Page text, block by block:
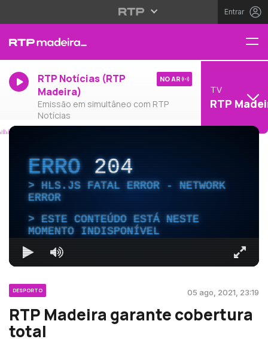
Entrar
RTP Notícias (RTP
Madeira)
Emissão em simultâneo com RTP
Notícias
NO AR
TV
RTP
ERRO204
HLS.JS FATAL ERROR - NETWORK
ERROR
ESTE CONTEÚDO ESTÁ NESTE
MOMENTO INDISPONÍVEL
DESPORTO 05 ago, 2021, 23:19
RTP Madeira garante cobertura
total